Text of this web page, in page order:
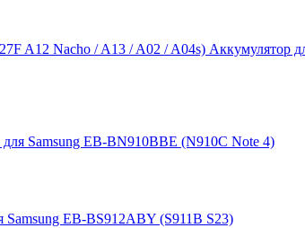
Аккумулятор
Samsung EB-BN910BBE (N910C Note 4)
Samsung EB-BS912ABY (S911B S23)